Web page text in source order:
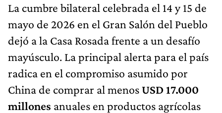
La cumbre bilateral celebrada el 14 y 15 de
mayo de 2026 en el Gran Salón del Pueblo
dejó a la Casa Rosada frente a un desafío
mayúsculo. La principal alerta para el país
radica en el compromiso asumido por
China de comprar al menosUSD 17.000
millones anuales en productos agrícolas